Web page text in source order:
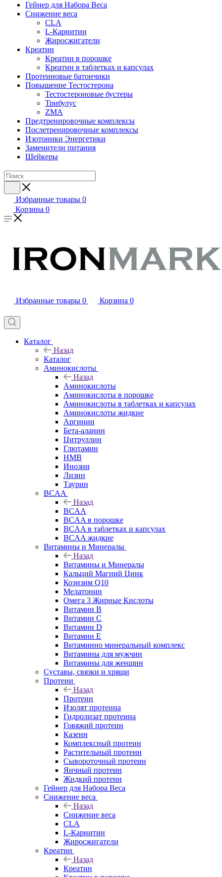
Гейнер для Набора Веса
Снижение веса
CLA
L-Карнитин
Жиросжигатели
Креатин
Креатин в порошке
Креатин в таблетках и капсулах
Протеиновые батончики
Повышение Тестостерона
Тестостероновые бустеры
Трибулус
ZMA
Предтренировочные комплексы
Послетренировочные комплексы
Изотоники Энергетики
Заменители питания
Шейкеры
Избранные товары 0
Корзина 0
Избранные товары 0 Корзина 0
Каталог
Назад
Каталог
Аминокислоты
Назад
Аминокислоты
Аминокислоты в порошке
Аминокислоты в таблетках и капсулах
Аминокислоты жидкие
Аргинин
Бета-аланин
Цитруллин
Глютамин
HMB
Инозин
Лизин
Таурин
BCAA
Назад
BCAA
BCAA в порошке
BCAA в таблетках и капсулах
BCAA жидкие
Витамины и Минералы
Назад
Витамины и Минералы
Кальций Магний Цинк
Коэнзим Q10
Мелатонин
Омега 3 Жирные Кислоты
Витамин B
Витамин C
Витамин D
Витамин E
Витаминно минеральный комплекс
Витамины для мужчин
Витамины для женщин
Суставы, связки и хрящи
Протеин
Назад
Протеин
Изолят протеина
Гидролизат протеина
Говяжий протеин
Казеин
Комплексный протеин
Растительный протеин
Сывороточный протеин
Яичный протеин
Жидкий протеин
Гейнер для Набора Веса
Снижение веса
Назад
Снижение веса
CLA
L-Карнитин
Жиросжигатели
Креатин
Назад
Креатин